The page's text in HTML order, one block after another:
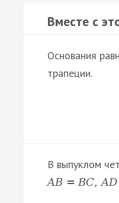
Вместе с
Основания
трапеции.
В выпуклом
AB = BC, AD